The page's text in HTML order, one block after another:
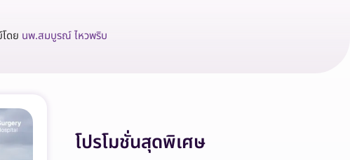
ดย นพ.สมบูรณ์ ไหวพริบ
โปรโมชั่นสุดพิเศษ